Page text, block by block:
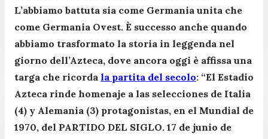
L’abbiamo battuta sia come Germania unita che
come Germania Ovest. È successo anche quando
abbiamo trasformato la storia in leggenda nel
giorno dell’Azteca, dove ancora oggi è affissa una
targa che ricorda la partita del secolo: “El Estadio
Azteca rinde homenaje a las selecciones de Italia
(4) y Alemania (3) protagonistas, en el Mundial de
1970, del PARTIDO DEL SIGLO. 17 de junio de